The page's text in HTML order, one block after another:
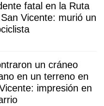
fatal en la Ruta
Vicente: murió un
un cráneo
en un terreno en
impresión en